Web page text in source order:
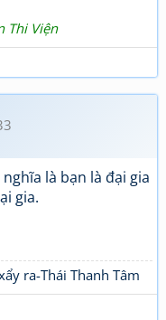
Thi Viện
là bạn là đại gia
gia.
ra-Thái Thanh Tâm